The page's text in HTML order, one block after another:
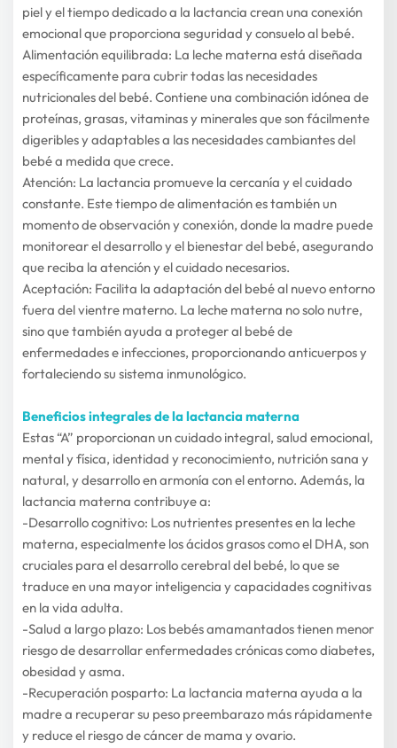
piel y el tiempo dedicado a la lactancia crean una conexión
emocional que proporciona seguridad y consuelo al bebé.
Alimentación equilibrada: La leche materna está diseñada
específicamente para cubrir todas las necesidades
nutricionales del bebé. Contiene una combinación idónea de
proteínas, grasas, vitaminas y minerales que son fácilmente
digeribles y adaptables a las necesidades cambiantes del
bebé a medida que crece.
Atención: La lactancia promueve la cercanía y el cuidado
constante. Este tiempo de alimentación es también un
momento de observación y conexión, donde la madre puede
monitorear el desarrollo y el bienestar del bebé, asegurando
que reciba la atención y el cuidado necesarios.
Aceptación: Facilita la adaptación del bebé al nuevo entorno
fuera del vientre materno. La leche materna no solo nutre,
sino que también ayuda a proteger al bebé de
enfermedades e infecciones, proporcionando anticuerpos y
fortaleciendo su sistema inmunológico.
Beneficios integrales de la lactancia materna
Estas “A” proporcionan un cuidado integral, salud emocional,
mental y física, identidad y reconocimiento, nutrición sana y
natural, y desarrollo en armonía con el entorno. Además, la
lactancia materna contribuye a:
-Desarrollo cognitivo: Los nutrientes presentes en la leche
materna, especialmente los ácidos grasos como el DHA, son
cruciales para el desarrollo cerebral del bebé, lo que se
traduce en una mayor inteligencia y capacidades cognitivas
en la vida adulta.
-Salud a largo plazo: Los bebés amamantados tienen menor
riesgo de desarrollar enfermedades crónicas como diabetes,
obesidad y asma.
-Recuperación posparto: La lactancia materna ayuda a la
madre a recuperar su peso preembarazo más rápidamente
y reduce el riesgo de cáncer de mama y ovario.